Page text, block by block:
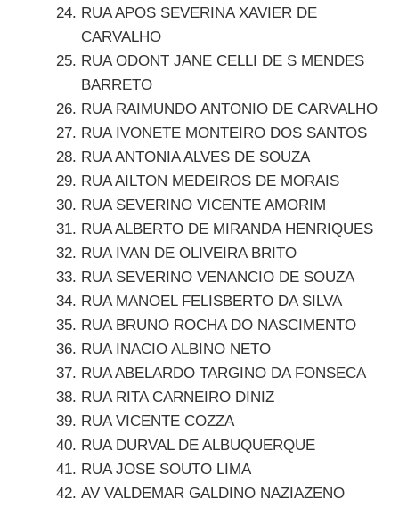
RUA APOS SEVERINA XAVIER DE
CARVALHO
RUA ODONT JANE CELLI DE S MENDES
BARRETO
RUA RAIMUNDO ANTONIO DE CARVALHO
RUA IVONETE MONTEIRO DOS SANTOS
RUA ANTONIA ALVES DE SOUZA
RUA AILTON MEDEIROS DE MORAIS
RUA SEVERINO VICENTE AMORIM
RUA ALBERTO DE MIRANDA HENRIQUES
RUA IVAN DE OLIVEIRA BRITO
RUA SEVERINO VENANCIO DE SOUZA
RUA MANOEL FELISBERTO DA SILVA
RUA BRUNO ROCHA DO NASCIMENTO
RUA INACIO ALBINO NETO
RUA ABELARDO TARGINO DA FONSECA
RUA RITA CARNEIRO DINIZ
RUA VICENTE COZZA
RUA DURVAL DE ALBUQUERQUE
RUA JOSE SOUTO LIMA
AV VALDEMAR GALDINO NAZIAZENO